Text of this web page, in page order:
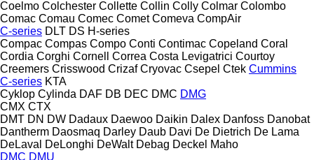
Coelmo Colchester Collette Collin Colly Colmar Colombo
Comac Comau Comec Comet Comeva CompAir
C-series DLT DS H-series
Compac Compas Compo Conti Contimac Copeland Coral
Cordia Corghi Cornell Correa Costa Levigatrici Courtoy
Creemers Crisswood Crizaf Cryovac Csepel Ctek Cummins
C-series KTA
Cyklop Cylinda DAF DB DEC DMC DMG
CMX CTX
DMT DN DW Dadaux Daewoo Daikin Dalex Danfoss Danobat
Dantherm Daosmaq Darley Daub Davi De Dietrich De Lama
DeLaval
DeLonghi DeWalt Debag Deckel Maho
DMC DMU